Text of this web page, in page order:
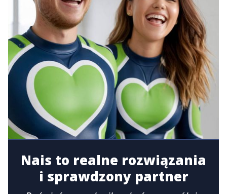
Nais to realne rozwiązania
i sprawdzony partner